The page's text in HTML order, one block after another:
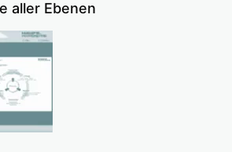
aller Ebenen